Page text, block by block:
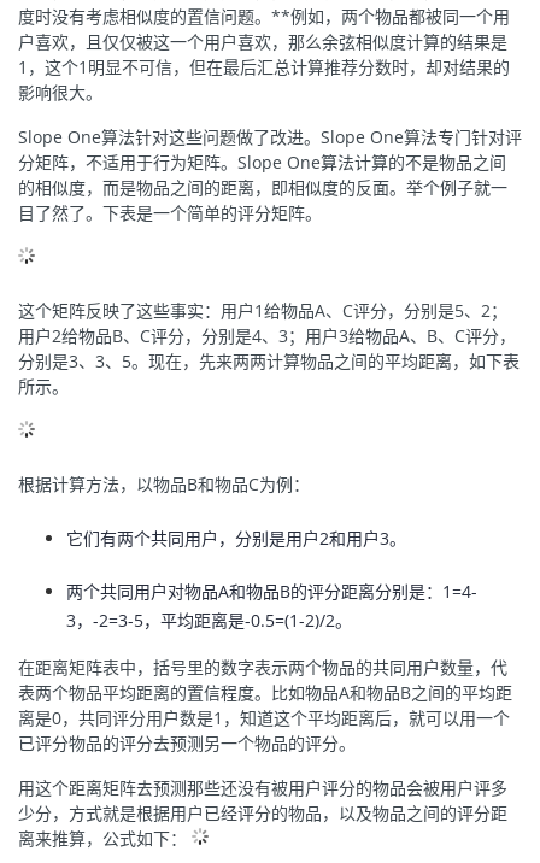
度时没有考虑相似度的置信问题。**例如，两个物品都被同一个用
户喜欢，且仅仅被这一个用户喜欢，那么余弦相似度计算的结果是
1，这个1明显不可信，但在最后汇总计算推荐分数时，却对结果的
影响很大。
Slope One算法针对这些问题做了改进。Slope One算法专门针对评
分矩阵，不适用于行为矩阵。Slope One算法计算的不是物品之间
的相似度，而是物品之间的距离，即相似度的反面。举个例子就一
目了然了。下表是一个简单的评分矩阵。
这个矩阵反映了这些事实：用户1给物品A、C评分，分别是5、2；
用户2给物品B、C评分，分别是4、3；用户3给物品A、B、C评分，
分别是3、3、5。现在，先来两两计算物品之间的平均距离，如下表
所示。
根据计算方法，以物品B和物品C为例：
它们有两个共同用户，分别是用户2和用户3。
两个共同用户对物品A和物品B的评分距离分别是：1=4-
3，-2=3-5，平均距离是-0.5=(1-2)/2。
在距离矩阵表中，括号里的数字表示两个物品的共同用户数量，代
表两个物品平均距离的置信程度。比如物品A和物品B之间的平均距
离是0，共同评分用户数是1，知道这个平均距离后，就可以用一个
已评分物品的评分去预测另一个物品的评分。
用这个距离矩阵去预测那些还没有被用户评分的物品会被用户评多
少分，方式就是根据用户已经评分的物品，以及物品之间的评分距
离来推算，公式如下：